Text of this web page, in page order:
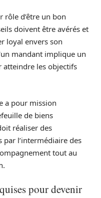
d’être un bon
doivent être avérés et
loyal envers son
mandant implique un
atteindre les objectifs
a pour mission
de biens
réaliser des
l’intermédiaire des
tout au
pour devenir